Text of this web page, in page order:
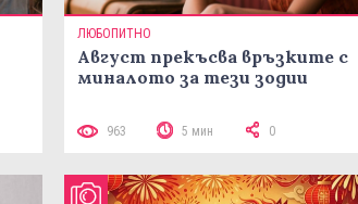
ЛЮБОПИТНО
Август прекъсва връзките с
миналото за тези зодии
963 5 мин 0